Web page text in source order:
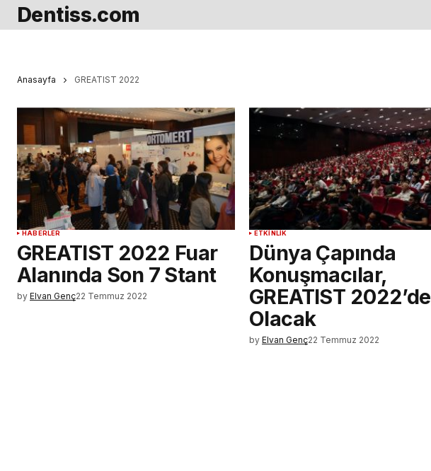
Dentiss.com
Anasayfa GREATIST 2022
HABERLER
GREATIST 2022 Fuar
Alanında Son 7 Stant
by Elvan Genç22 Temmuz 2022
ETKINLIK
Dünya Çapında
Konuşmacılar,
GREATIST 2022’de
Olacak
by Elvan Genç22 Temmuz 2022